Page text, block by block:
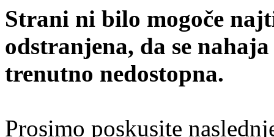
Strani ni bilo mogoče
odstranjena, da se
trenutno nedostopna.
Prosimo poskusite